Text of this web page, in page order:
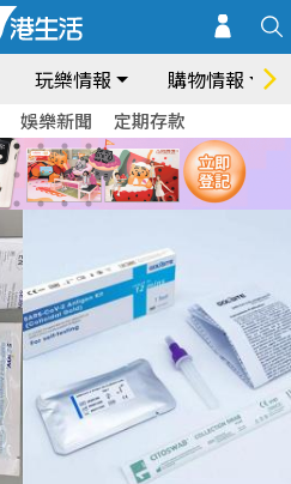
玩樂情報 購物情報
娛樂新聞 定期存款